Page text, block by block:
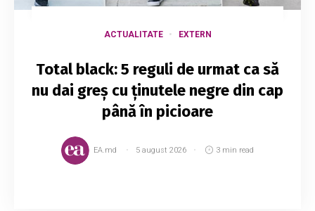
ACTUALITATE EXTERN
Total black: 5 reguli de urmat ca să
nu dai greș cu ținutele negre din cap
până în picioare
EA.md 5 august 2026 3 min read